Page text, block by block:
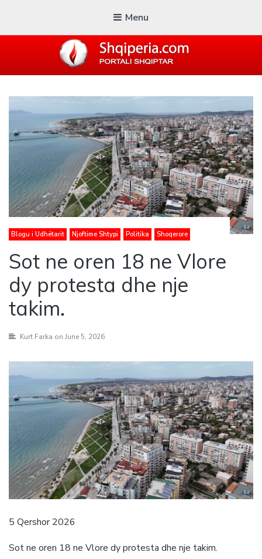
Menu
Blogu i Udhëtarit Njoftime Shtypi Politika Shoqerore
Sot ne oren 18 ne Vlore
dy protesta dhe nje
takim.
Kurt Farka on June 5, 2026
5 Qershor 2026
Sot ne oren 18 ne Vlore dy protesta dhe nje takim.